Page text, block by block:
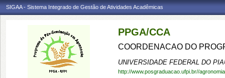
SIGAA - Sistema Integrado de Gestão de Atividades Acadêmicas
PPGA/CCA
COORDENACAO DO
UNIVERSIDADE FEDERAL DO
http://www.posgraduacao.ufpi.br//agronomia